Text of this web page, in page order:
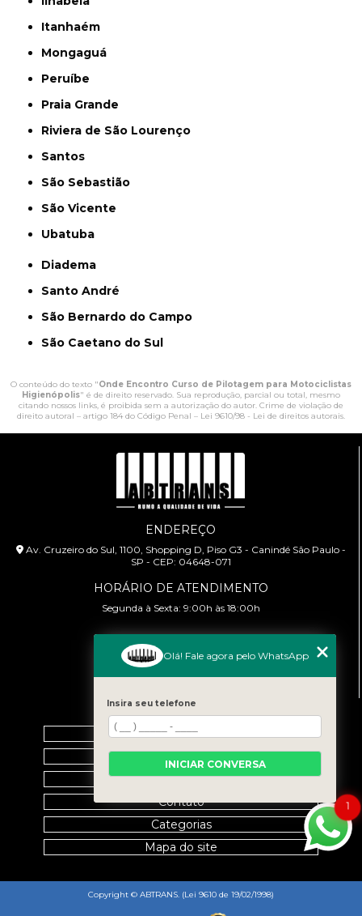
Itanhaém
Mongaguá
Peruíbe
Praia Grande
Riviera de São Lourenço
Santos
São Sebastião
São Vicente
Ubatuba
Diadema
Santo André
São Bernardo do Campo
São Caetano do Sul
O conteúdo do texto "Onde Encontro Curso de Pilotagem para Motociclistas
Higienópolis" é de direito reservado. Sua reprodução, parcial ou total, mesmo
citando nossos links, é proibida sem a autorização do autor. Crime de violação de
direito autoral – artigo 184 do Código Penal – Lei 9610/98 - Lei de direitos autorais.
ENDEREÇO
Av. Cruzeiro do Sul, 1100, Shopping D, Piso G3 - Canindé São Paulo -
SP - CEP: 04648-071
HORÁRIO DE ATENDIMENTO
Segunda à Sexta: 9:00h às 18:00h
(11) 99458-7351
cursoabtrans@gmail.com
MENU
Home
Empresa
Galeria
Contato
Categorias
Mapa do site
Copyright © ABTRANS. (Lei 9610 de 19/02/1998)
1
Olá! Fale agora pelo WhatsApp
Insira seu telefone
INICIAR CONVERSA